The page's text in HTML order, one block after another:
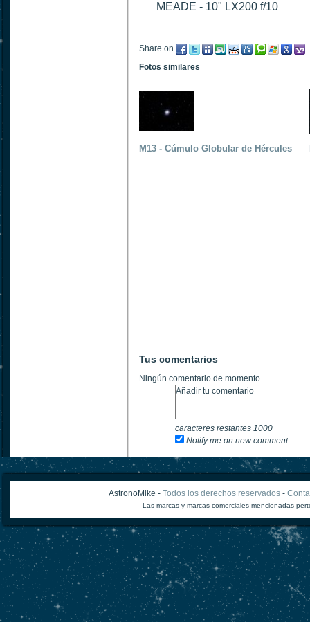
MEADE - 10" LX200 f/10
Share on
Fotos similares
M13 - Cúmulo Globular de Hércules
Tus comentarios
Ningún comentario de momento
caracteres restantes 1000
Notify me on new comment
AstronoMike - Todos los derechos reservados-
Las marcas y marcas comerciales mencionadas